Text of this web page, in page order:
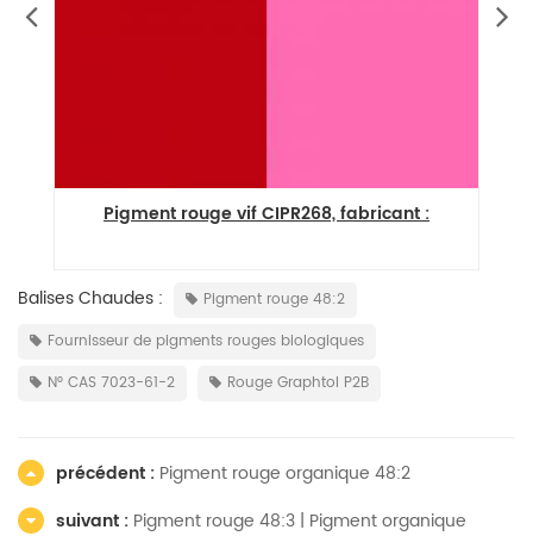
Pigment rouge vif CIPR268, fabricant :
Balises Chaudes :
Pigment rouge 48:2
Fournisseur de pigments rouges biologiques
N° CAS 7023-61-2
Rouge Graphtol P2B
précédent : Pigment rouge organique 48:2
suivant : Pigment rouge 48:3 | Pigment organique